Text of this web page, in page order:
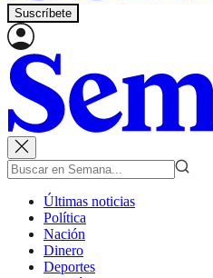
Suscríbete
Últimas noticias
Política
Nación
Dinero
Deportes